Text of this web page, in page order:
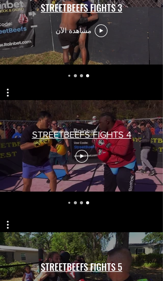
STREETBEEFS FIGHTS 3
مشاهدة الآن
STREETBEEFS FIGHTS 4
STREETBEEFS FIGHTS 5